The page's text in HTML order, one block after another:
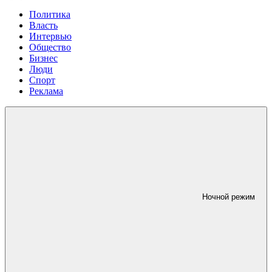
Политика
Власть
Интервью
Общество
Бизнес
Люди
Спорт
Реклама
Ночной режим